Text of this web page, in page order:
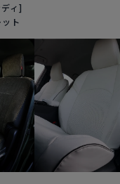
ィ]
ト